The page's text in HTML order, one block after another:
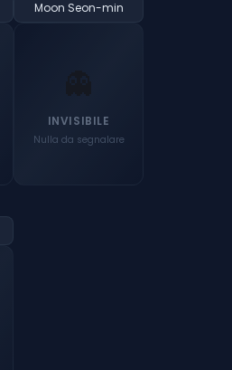
Moon Seon-min
INVISIBILE
Nulla da segnalare